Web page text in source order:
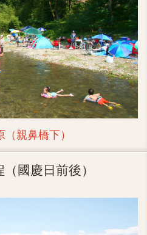
親鼻橋下）
國慶日前後）